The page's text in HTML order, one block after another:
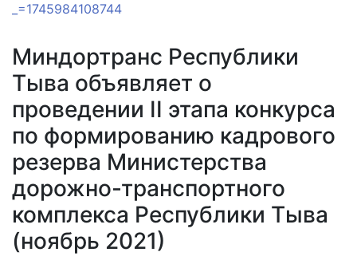
_=1745984108744
Миндортранс Республики
Тыва объявляет о
проведении II этапа конкурса
по формированию кадрового
резерва Министерства
дорожно-транспортного
комплекса Республики Тыва
(ноябрь 2021)